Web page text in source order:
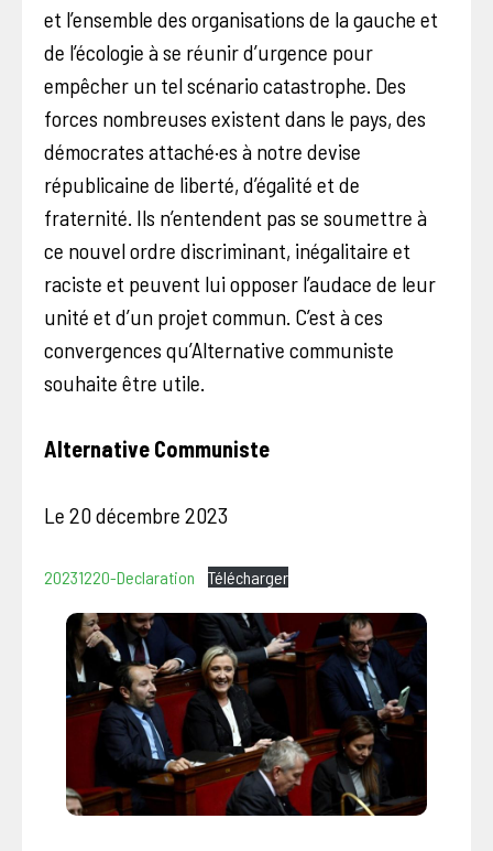
et l’ensemble des organisations de la gauche et
de l’écologie à se réunir d’urgence pour
empêcher un tel scénario catastrophe. Des
forces nombreuses existent dans le pays, des
démocrates attaché·es à notre devise
républicaine de liberté, d’égalité et de
fraternité. Ils n’entendent pas se soumettre à
ce nouvel ordre discriminant, inégalitaire et
raciste et peuvent lui opposer l’audace de leur
unité et d’un projet commun. C’est à ces
convergences qu’Alternative communiste
souhaite être utile.
Alternative Communiste
Le 20 décembre 2023
20231220-Declaration Télécharger